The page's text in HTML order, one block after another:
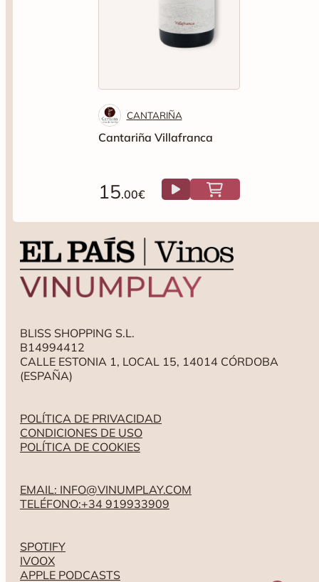
CANTARIÑA
Cantariña Villafranca
15.00€
BLISS SHOPPING S.L.
B14994412
CALLE ESTONIA 1, LOCAL 15, 14014 CÓRDOBA
(ESPAÑA)
POLÍTICA DE PRIVACIDAD
CONDICIONES DE USO
POLÍTICA DE COOKIES
EMAIL: INFO@VINUMPLAY.COM
TELÉFONO:+34 919933909
SPOTIFY
IVOOX
APPLE PODCASTS